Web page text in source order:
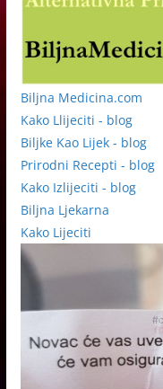
Biljna Medicina.com
Kako Llijeciti - blog
Biljke Kao Lijek - blog
Prirodni Recepti - blog
Kako Izlijeciti - blog
Biljna Ljekarna
Kako Lijeciti